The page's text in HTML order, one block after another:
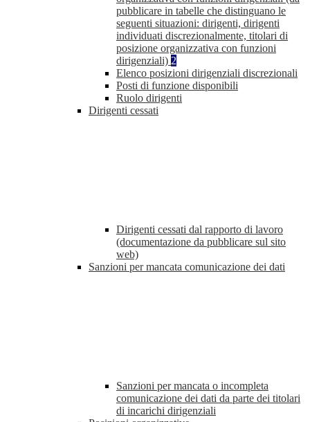
pubblicare in tabelle che distinguano le
seguenti situazioni: dirigenti, dirigenti
individuati discrezionalmente, titolari di
posizione organizzativa con funzioni
dirigenziali) 2
Elenco posizioni dirigenziali discrezionali
Posti di funzione disponibili
Ruolo dirigenti
Dirigenti cessati
Dirigenti cessati dal rapporto di lavoro
(documentazione da pubblicare sul sito
web)
Sanzioni per mancata comunicazione dei dati
Sanzioni per mancata o incompleta
comunicazione dei dati da parte dei titolari
di incarichi dirigenziali